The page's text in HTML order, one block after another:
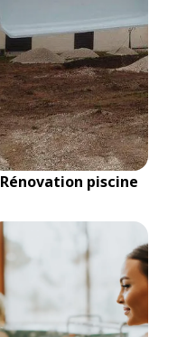
Rénovation piscine